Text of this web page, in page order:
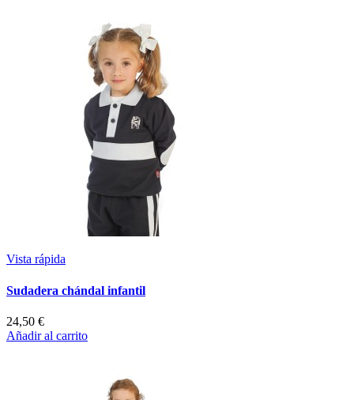
Vista rápida
Sudadera chándal infantil
24,50 €
Añadir al carrito